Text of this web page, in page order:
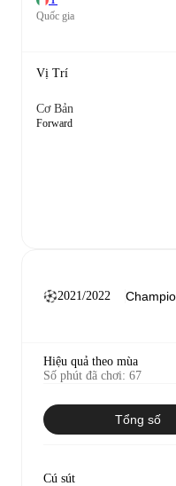
Quốc gia
Vị Trí
Cơ Bản
Forward
2021/2022
Hiệu quả theo mùa
Số phút đã chơi: 67
Tổng số
Cú sút